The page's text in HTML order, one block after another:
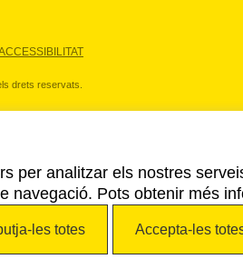
drets reservats.
per analitzar els nostres
navegació. Pots obtenir més
les totes Accepta-les